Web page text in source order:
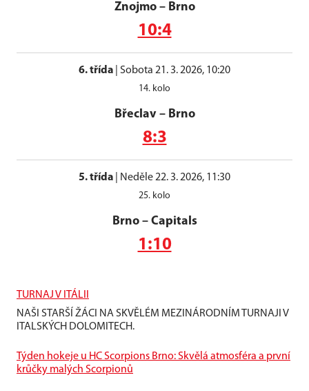
Znojmo– Brno
10:4
6. třída Sobota 21. 3. 2026, 10:20
14. kolo
Břeclav– Brno
8:3
5. třída Neděle 22. 3. 2026, 11:30
25. kolo
Brno– Capitals
1:10
TURNAJ V ITÁLII
NAŠI STARŠÍ ŽÁCI NA SKVĚLÉM MEZINÁRODNÍM TURNAJI V
ITALSKÝCH DOLOMITECH.
Týden hokeje u HC Scorpions Brno: Skvělá atmosféra a první
krůčky malých Scorpionů